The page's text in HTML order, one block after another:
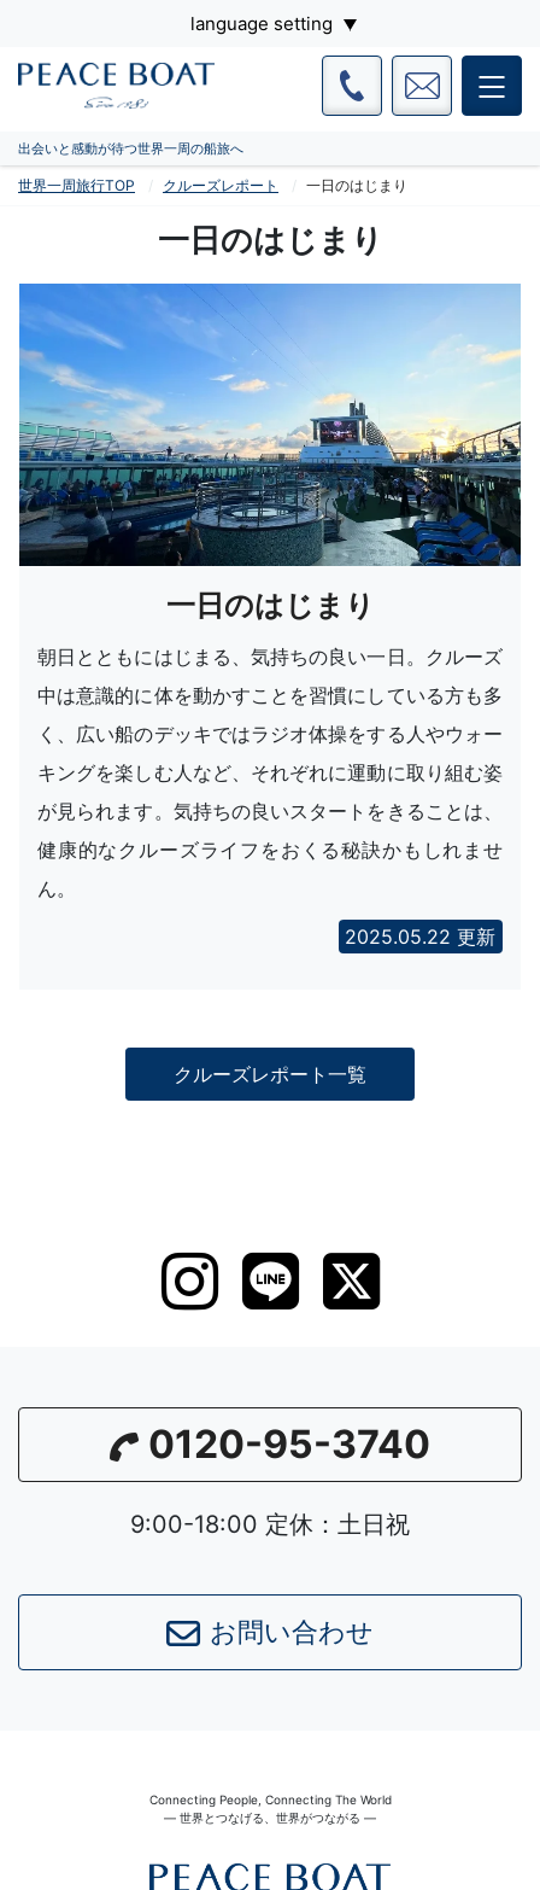
language setting
出会いと感動が待つ世界一周の船旅へ
世界一周旅行TOP クルーズレポート 一日のはじまり
一日のはじまり
一日のはじまり
朝日とともにはじまる、気持ちの良い一日。クルーズ
中は意識的に体を動かすことを習慣にしている方も多
く、広い船のデッキではラジオ体操をする人やウォー
キングを楽しむ人など、それぞれに運動に取り組む姿
が見られます。気持ちの良いスタートをきることは、
健康的なクルーズライフをおくる秘訣かもしれませ
ん。
2025.05.22 更新
クルーズレポート一覧
0120-95-3740
9:00-18:00 定休：土日祝
お問い合わせ
Connecting People, Connecting The World
― 世界とつなげる、世界がつながる ―